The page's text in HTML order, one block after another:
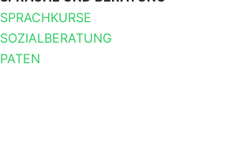
SPRACHKURSE
SOZIALBERATUNG
PATEN